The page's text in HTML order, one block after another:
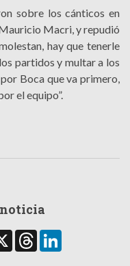
sobre los cánticos en
Macri, y repudió
hay que tenerle
partidos y multar a los
Boca que va primero,
el equipo”.
X Threads